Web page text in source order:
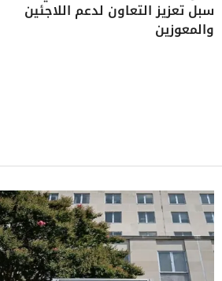
سبل تعزيز التعاون لدعم اللاجئين
والمعوزين